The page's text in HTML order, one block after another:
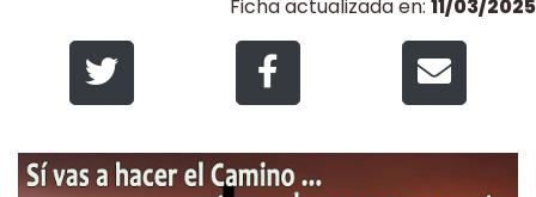
Ficha actualizada en: 11/03/2025